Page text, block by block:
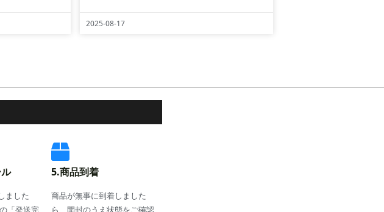
2025-08-17
ました
「発送完
5.商品到着
商品が無事に到着しました
ら、開封のうえ状態をご確認